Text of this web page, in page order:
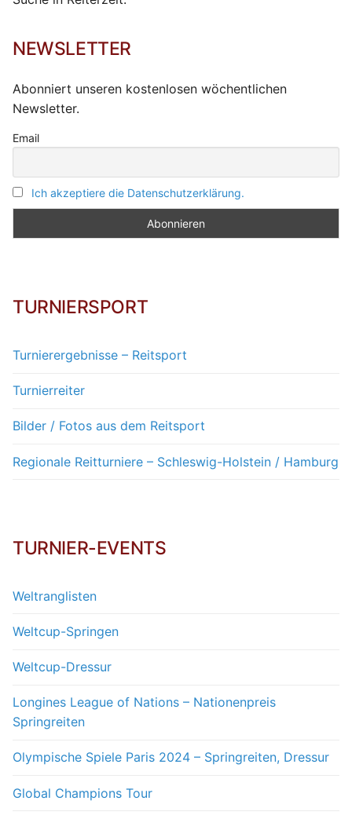
NEWSLETTER
Abonniert unseren kostenlosen wöchentlichen
Newsletter.
Email
Ich akzeptiere die Datenschutzerklärung.
TURNIERSPORT
Turnierergebnisse – Reitsport
Turnierreiter
Bilder / Fotos aus dem Reitsport
Regionale Reitturniere – Schleswig-Holstein / Hamburg
TURNIER-EVENTS
Weltranglisten
Weltcup-Springen
Weltcup-Dressur
Longines League of Nations – Nationenpreis
Springreiten
Olympische Spiele Paris 2024 – Springreiten, Dressur
Global Champions Tour